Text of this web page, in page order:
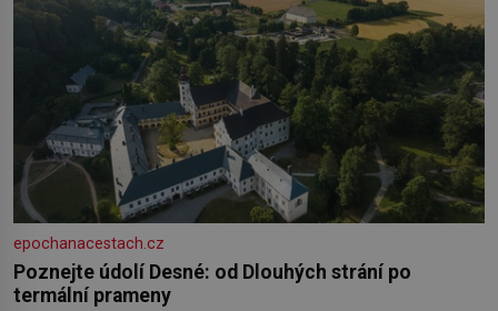
epochanacestach.cz
Poznejte údolí Desné: od Dlouhých strání po
termální prameny